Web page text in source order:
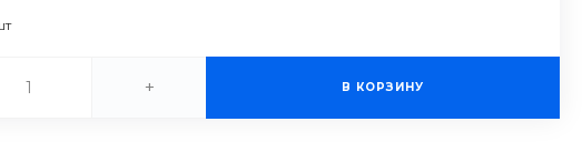
+ В КОРЗИНУ